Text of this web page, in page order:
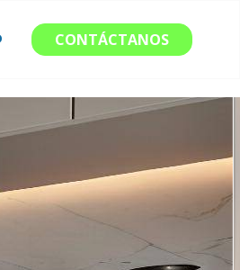
CONTÁCTANOS